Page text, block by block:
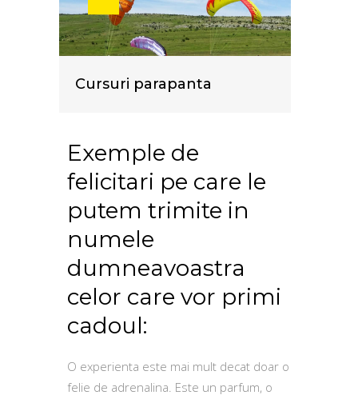
Cursuri parapanta
Exemple de
felicitari pe care le
putem trimite in
numele
dumneavoastra
celor care vor primi
cadoul:
O experienta este mai mult decat doar o
felie de adrenalina. Este un parfum, o